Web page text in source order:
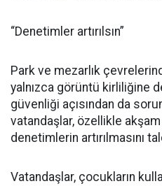
“Denetimler artırılsın”
Park ve mezarlık
yalnızca görüntü kirliliğine
güvenliği açısından da
vatandaşlar, özellikle
denetimlerin artırılmasını
Vatandaşlar, çocukların